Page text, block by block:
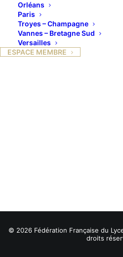
Orléans
Paris
Troyes – Champagne
Vannes – Bretagne Sud
Versailles
ESPACE MEMBRE
© 2026 Fédération Française du
droits